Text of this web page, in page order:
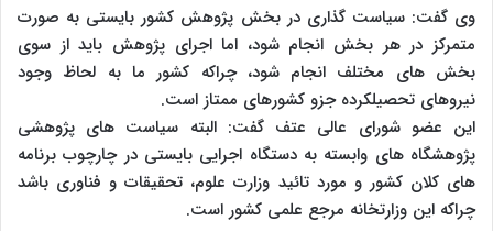
وی گفت: سیاست گذاری در بخش پژوهش کشور بایستی به صورت
متمرکز در هر بخش انجام شود، اما اجرای پژوهش باید از سوی
بخش های مختلف انجام شود، چراکه کشور ما به لحاظ وجود
نیروهای تحصیلکرده جزو کشورهای ممتاز است.
این عضو شورای عالی عتف گفت: البته سیاست های پژوهشی
پژوهشگاه های وابسته به دستگاه اجرایی بایستی در چارچوب برنامه
های کلان کشور و مورد تائید وزارت علوم، تحقیقات و فناوری باشد
چراکه این وزارتخانه مرجع علمی کشور است.